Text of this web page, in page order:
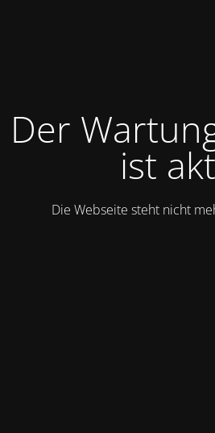
Der
ist
Die Webseite steht nicht